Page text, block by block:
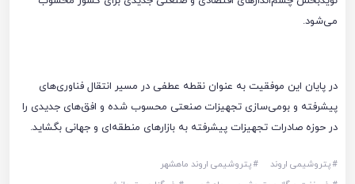
می‌شود.
در پایان این موفقیت به عنوان نقطه عطفی در مسیر انتقال فناوری‌های
پیشرفته و بومی‌سازی تجهیزات صنعتی محسوب شده و افق‌های جدیدی را
در حوزه صادرات تجهیزات پیشرفته به بازارهای منطقه‌ای و جهانی بگشاید.
#پتروشیمی اروند #پتروشیمی اروند ماهشهر